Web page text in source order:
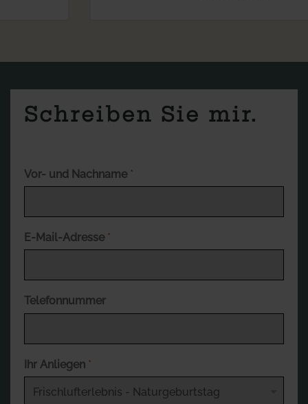
Schreiben Sie mir.
Vor- und Nachname *
E-Mail-Adresse *
Telefonnummer
Ihr Anliegen *